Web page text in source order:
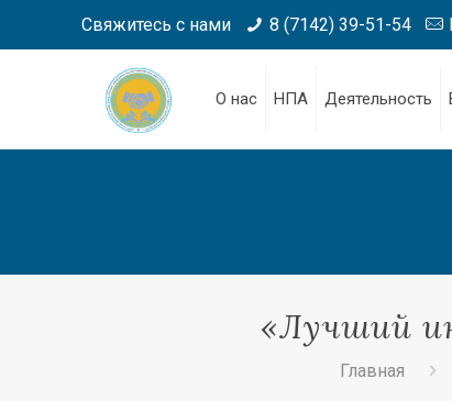
Свяжитесь с нами 8 (7142) 39-51-54
О нас НПА Деятельность
«Лучший
Главная